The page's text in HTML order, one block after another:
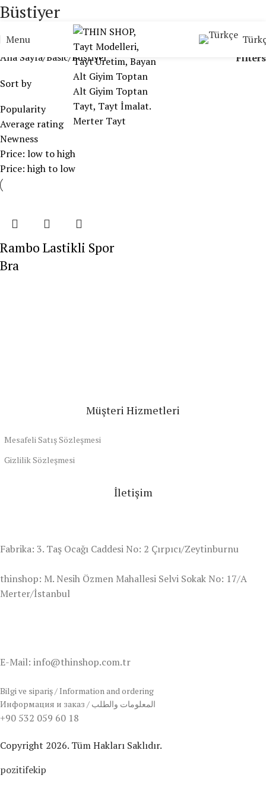
Menu
Büstiyer
Categories
Ana Sayfa Basic Büstiyer
Filters
Sort by
Popularity
Average rating
Newness
Price: low to high
Price: high to low
Rambo Lastikli Spor
Bra
Müşteri Hizmetleri
Mesafeli Satış Sözleşmesi
Gizlilik Sözleşmesi
İletişim
Fabrika: 3. Taş Ocağı Caddesi No: 2 Çırpıcı/Zeytinburnu
thinshop: M. Nesih Özmen Mahallesi Selvi Sokak No: 17/A
Merter/İstanbul
E-Mail: info@thinshop.com.tr
Bilgi ve sipariş / Information and ordering
Информация и заказ / المعلومات والطلب
+90 532 059 60 18
Copyright 2026. Tüm Hakları Saklıdır.
pozitifekip